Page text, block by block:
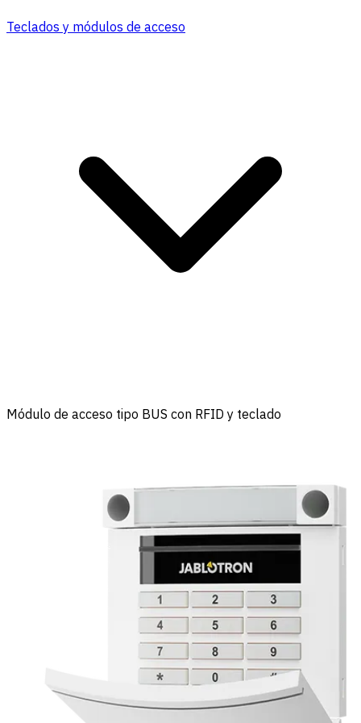
Teclados y módulos de acceso
Módulo de acceso tipo BUS con RFID y teclado